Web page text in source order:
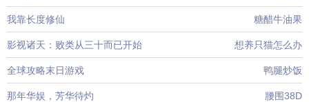
我靠长度修仙 糖醋牛油果
影视诸天：败类从三十而已开始 想养只猫怎么办
全球攻略末日游戏 鸭腿炒饭
那年华娱，芳华待灼 腰围38D